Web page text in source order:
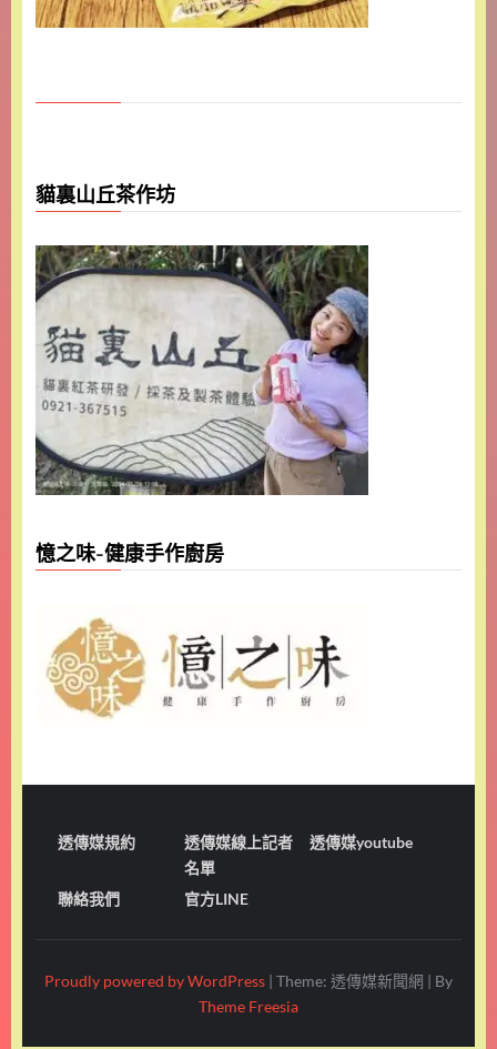
貓裏山丘茶作坊
憶之味-健康手作廚房
透傳媒規約
透傳媒線上記者
名單
透傳媒youtube
聯絡我們 官方LINE
Proudly powered by WordPress | Theme: 透傳媒新聞網 | By
Theme Freesia